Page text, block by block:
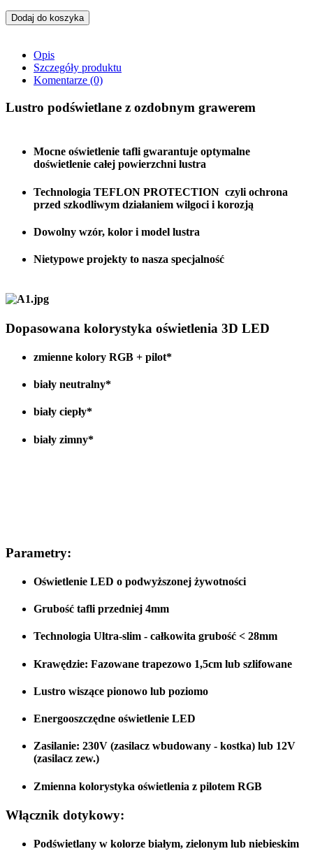
Dodaj do koszyka
Opis
Szczegóły produktu
Komentarze (0)
Lustro podświetlane z ozdobnym grawerem
Mocne oświetlenie tafli gwarantuje optymalne
doświetlenie całej powierzchni lustra
Technologia TEFLON PROTECTION czyli ochrona
przed szkodliwym działaniem wilgoci i korozją
Dowolny wzór, kolor i model lustra
Nietypowe projekty to nasza specjalność
Dopasowana kolorystyka oświetlenia 3D LED
zmienne kolory RGB + pilot*
biały neutralny*
biały ciepły*
biały zimny*
Parametry:
Oświetlenie LED o podwyższonej żywotności
Grubość tafli przedniej 4mm
Technologia Ultra-slim - całkowita grubość < 28mm
Krawędzie: Fazowane trapezowo 1,5cm lub szlifowane
Lustro wiszące pionowo lub poziomo
Energooszczędne oświetlenie LED
Zasilanie: 230V (zasilacz wbudowany - kostka) lub 12V
(zasilacz zew.)
Zmienna kolorystyka oświetlenia z pilotem RGB
Włącznik dotykowy:
Podświetlany w kolorze białym, zielonym lub niebieskim